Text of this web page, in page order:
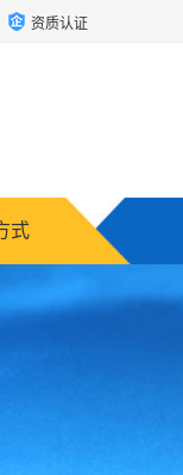
资质认证
式